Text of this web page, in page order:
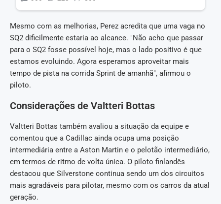
Mesmo com as melhorias, Perez acredita que uma vaga no
SQ2 dificilmente estaria ao alcance. "Não acho que passar
para o SQ2 fosse possível hoje, mas o lado positivo é que
estamos evoluindo. Agora esperamos aproveitar mais
tempo de pista na corrida Sprint de amanhã", afirmou o
piloto.
Considerações de Valtteri Bottas
Valtteri Bottas também avaliou a situação da equipe e
comentou que a Cadillac ainda ocupa uma posição
intermediária entre a Aston Martin e o pelotão intermediário,
em termos de ritmo de volta única. O piloto finlandês
destacou que Silverstone continua sendo um dos circuitos
mais agradáveis para pilotar, mesmo com os carros da atual
geração.